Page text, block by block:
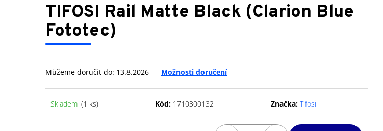
produktu
je
0,0
z
5
TIFOSI Rail Matte Black (Clarion Blue
Fototec)
Můžeme doručit do: 13.8.2026 Možnosti doručení
Skladem (1 ks) Kód: 1710300132 Značka: Tifosi
HLEDAT